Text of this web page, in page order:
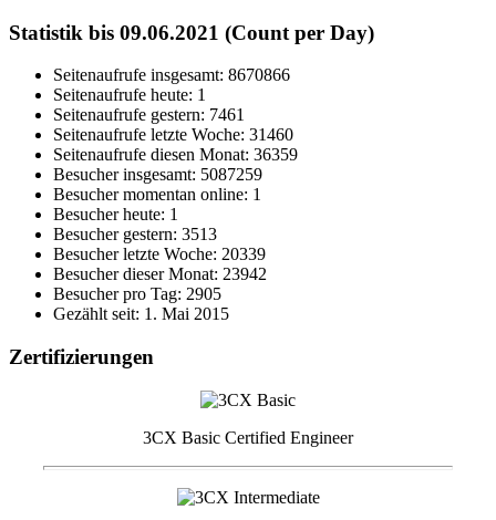
Statistik bis 09.06.2021 (Count per Day)
Seitenaufrufe insgesamt: 8670866
Seitenaufrufe heute: 1
Seitenaufrufe gestern: 7461
Seitenaufrufe letzte Woche: 31460
Seitenaufrufe diesen Monat: 36359
Besucher insgesamt: 5087259
Besucher momentan online: 1
Besucher heute: 1
Besucher gestern: 3513
Besucher letzte Woche: 20339
Besucher dieser Monat: 23942
Besucher pro Tag: 2905
Gezählt seit: 1. Mai 2015
Zertifizierungen
3CX Basic Certified Engineer